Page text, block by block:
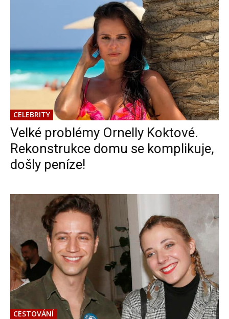
CELEBRITY
Velké problémy Ornelly Koktové.
Rekonstrukce domu se komplikuje,
došly peníze!
CESTOVÁNÍ